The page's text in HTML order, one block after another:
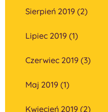
Sierpień 2019 (2)
Lipiec 2019 (1)
Czerwiec 2019 (3)
Maj 2019 (1)
Kwiecień 2019 (2)